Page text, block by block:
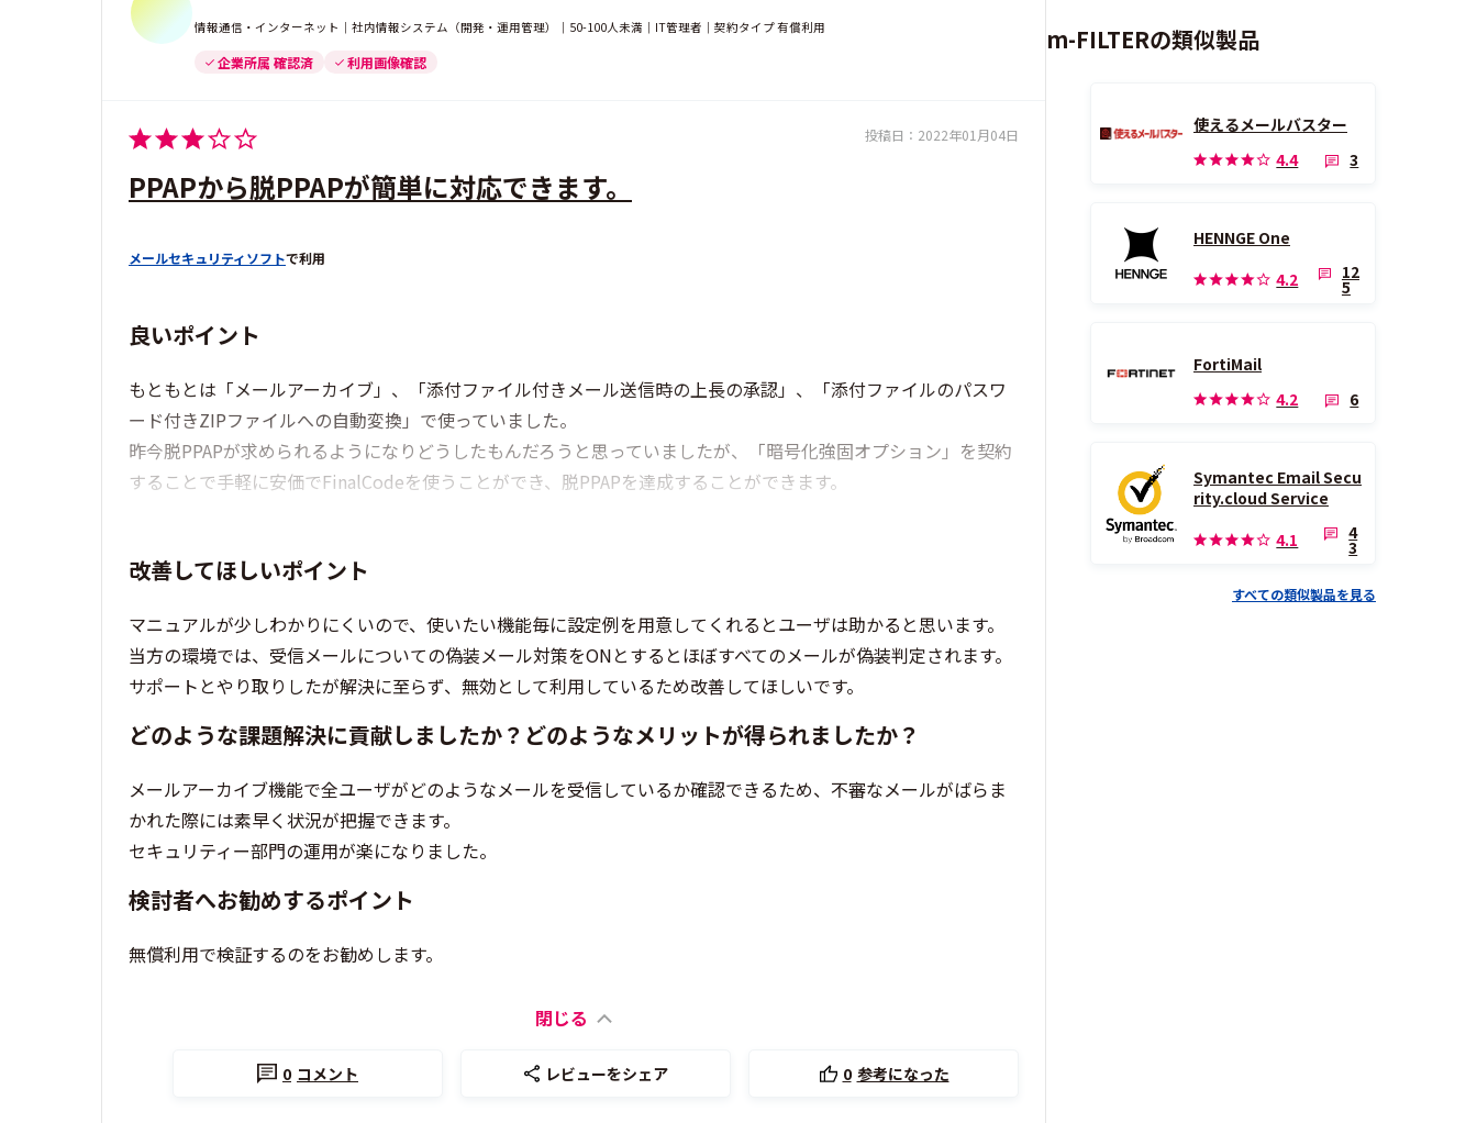
情報通信・インターネット｜社内情報システム（開発・運用管理）｜50-100人未満｜IT管理者｜契約タイプ 有償利用
企業所属 確認済 利用画像確認
投稿日： 2022年01月04日
PPAPから脱PPAPが簡単に対応できます。
メールセキュリティソフトで利用
良いポイント
もともとは「メールアーカイブ」、「添付ファイル付きメール送信時の上長の承認」、「添付ファイルのパスワ
ード付きZIPファイルへの自動変換」で使っていました。
昨今脱PPAPが求められるようになりどうしたもんだろうと思っていましたが、「暗号化強固オプション」を契約
することで手軽に安価でFinalCodeを使うことができ、脱PPAPを達成することができます。
改善してほしいポイント
マニュアルが少しわかりにくいので、使いたい機能毎に設定例を用意してくれるとユーザは助かると思います。
当方の環境では、受信メールについての偽装メール対策をONとするとほぼすべてのメールが偽装判定されます。
サポートとやり取りしたが解決に至らず、無効として利用しているため改善してほしいです。
どのような課題解決に貢献しましたか？どのようなメリットが得られましたか？
メールアーカイブ機能で全ユーザがどのようなメールを受信しているか確認できるため、不審なメールがばらま
かれた際には素早く状況が把握できます。
セキュリティー部門の運用が楽になりました。
検討者へお勧めするポイント
無償利用で検証するのをお勧めします。
閉じる
0 コメント レビューをシェア 0 参考になった
m-FILTERの類似製品
使えるメールバスター
4.4
3
HENNGE One
4.2
12
5
FortiMail
4.2
6
Symantec Email Secu
rity.cloud Service
4.1
4
3
すべての類似製品を見る